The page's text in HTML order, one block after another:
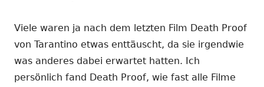
Viele waren ja nach dem letzten Film Death Proof
von Tarantino etwas enttäuscht, da sie irgendwie
was anderes dabei erwartet hatten. Ich
persönlich fand Death Proof, wie fast alle Filme